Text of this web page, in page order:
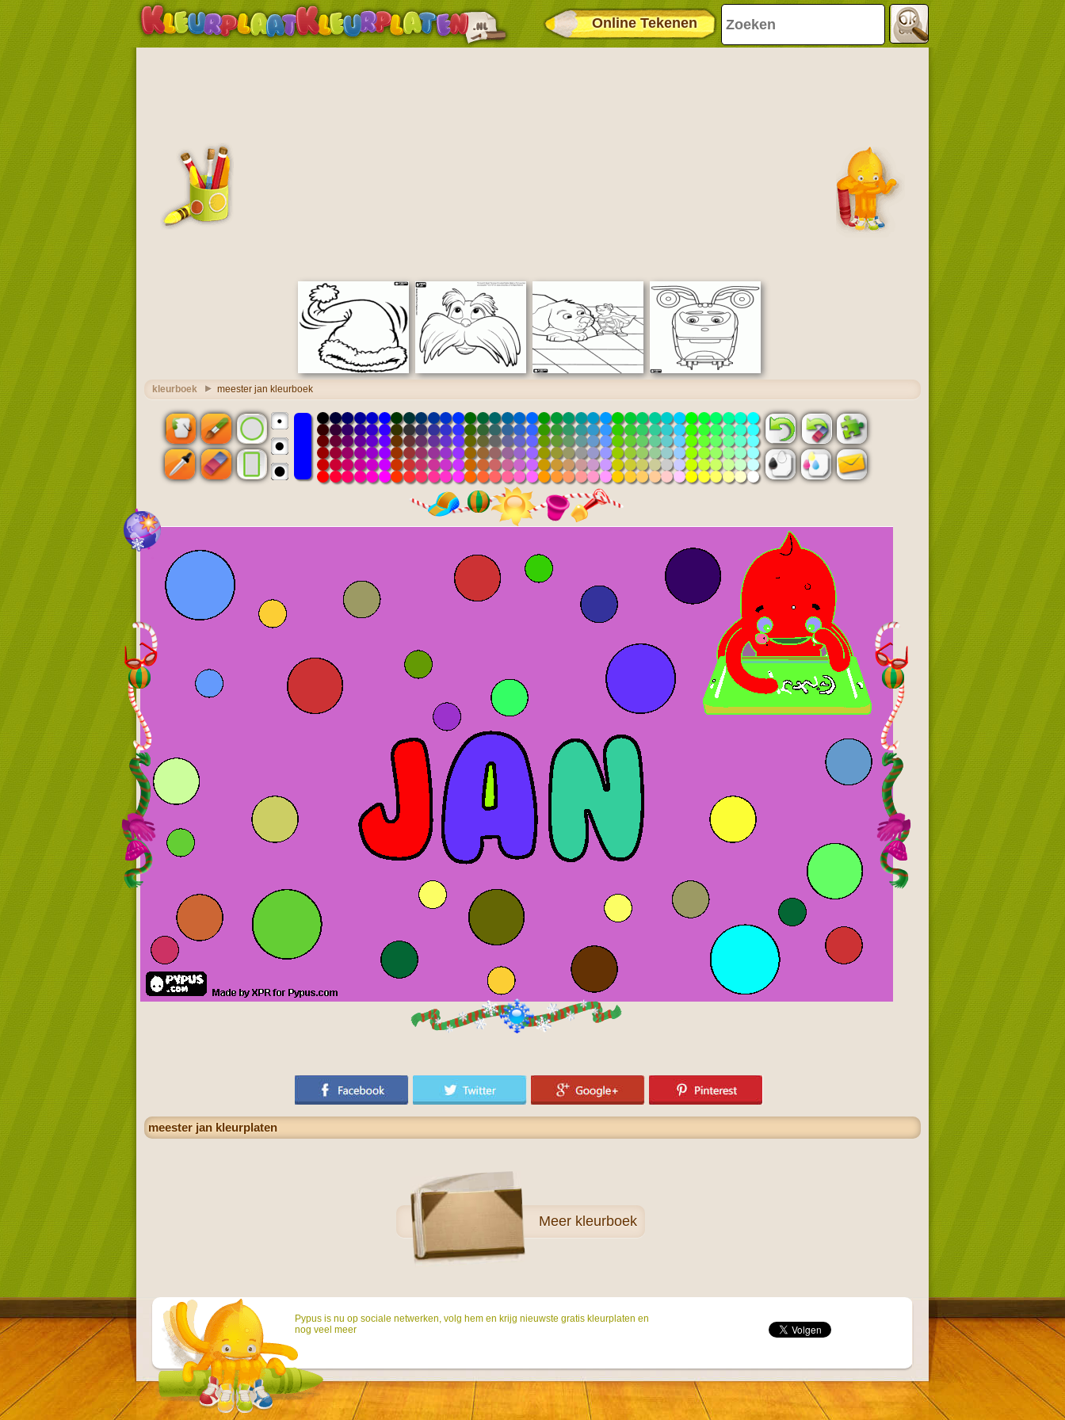
Online Tekenen
kleurboek meester jan kleurboek
meester jan kleurplaten
Meer kleurboek
Pypus is nu op sociale netwerken, volg hem en krijg nieuwste gratis kleurplaten en
nog veel meer